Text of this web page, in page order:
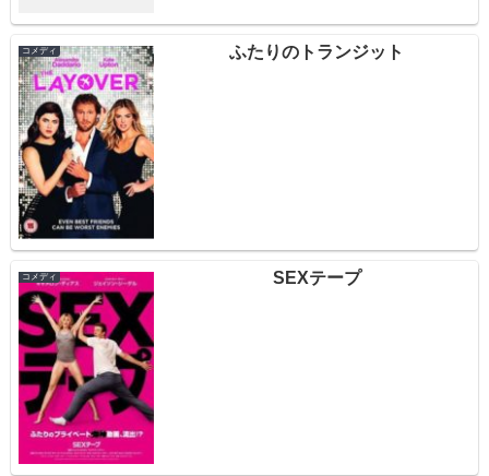
コメディ ふたりのトランジット
コメディ SEXテープ